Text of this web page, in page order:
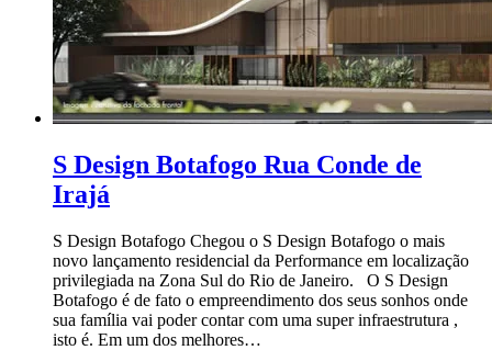
S Design Botafogo Rua Conde de
Irajá
S Design Botafogo Chegou o S Design Botafogo o mais
novo lançamento residencial da Performance em localização
privilegiada na Zona Sul do Rio de Janeiro. O S Design
Botafogo é de fato o empreendimento dos seus sonhos onde
sua família vai poder contar com uma super infraestrutura ,
isto é. Em um dos melhores…